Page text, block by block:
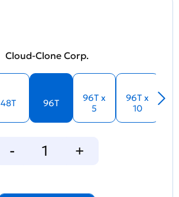
Cloud-Clone Corp.
48T 96T
96T x
5
96T x
10